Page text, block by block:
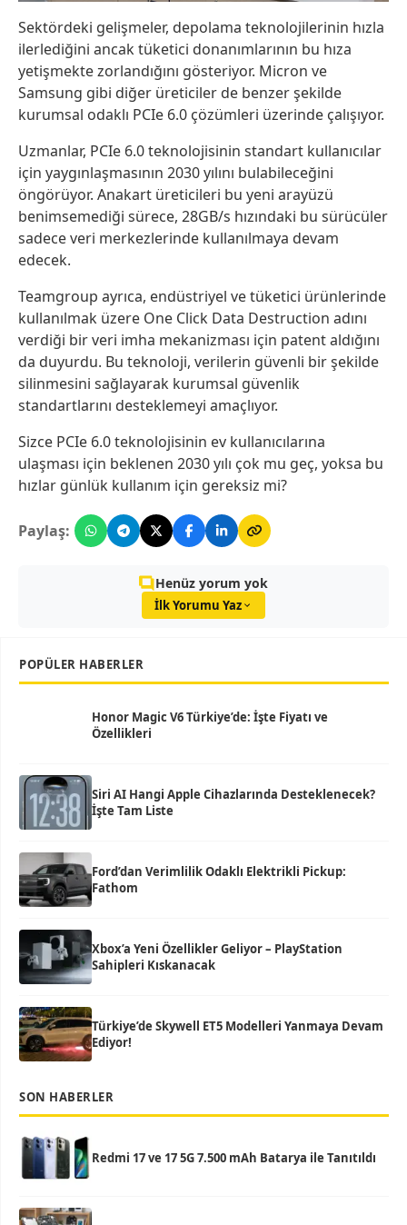
Sektördeki gelişmeler, depolama teknolojilerinin hızla
ilerlediğini ancak tüketici donanımlarının bu hıza
yetişmekte zorlandığını gösteriyor. Micron ve
Samsung gibi diğer üreticiler de benzer şekilde
kurumsal odaklı PCIe 6.0 çözümleri üzerinde çalışıyor.
Uzmanlar, PCIe 6.0 teknolojisinin standart kullanıcılar
için yaygınlaşmasının 2030 yılını bulabileceğini
öngörüyor. Anakart üreticileri bu yeni arayüzü
benimsemediği sürece, 28GB/s hızındaki bu sürücüler
sadece veri merkezlerinde kullanılmaya devam
edecek.
Teamgroup ayrıca, endüstriyel ve tüketici ürünlerinde
kullanılmak üzere One Click Data Destruction adını
verdiği bir veri imha mekanizması için patent aldığını
da duyurdu. Bu teknoloji, verilerin güvenli bir şekilde
silinmesini sağlayarak kurumsal güvenlik
standartlarını desteklemeyi amaçlıyor.
Sizce PCIe 6.0 teknolojisinin ev kullanıcılarına
ulaşması için beklenen 2030 yılı çok mu geç, yoksa bu
hızlar günlük kullanım için gereksiz mi?
Paylaş:
Henüz yorum yok
İlk Yorumu Yaz
POPÜLER HABERLER
Honor Magic V6 Türkiye’de: İşte Fiyatı ve
Özellikleri
Siri AI Hangi Apple Cihazlarında Desteklenecek?
İşte Tam Liste
Ford’dan Verimlilik Odaklı Elektrikli Pickup:
Fathom
Xbox’a Yeni Özellikler Geliyor – PlayStation
Sahipleri Kıskanacak
Türkiye’de Skywell ET5 Modelleri Yanmaya Devam
Ediyor!
SON HABERLER
Redmi 17 ve 17 5G 7.500 mAh Batarya ile Tanıtıldı